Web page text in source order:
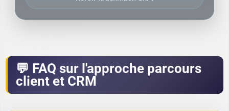
FAQ sur l'approche parcours
client et CRM